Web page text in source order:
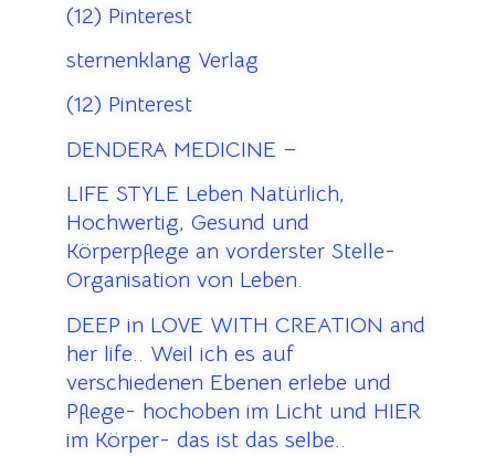
(12) Pinterest
sternenklang Verlag
(12) Pinterest
DENDERA MEDICINE –
LIFE STYLE Leben Natürlich,
Hochwertig, Gesund und
Körperpflege an vorderster Stelle-
Organisation von Leben.
DEEP in LOVE WITH CREATION and
her life.. Weil ich es auf
verschiedenen Ebenen erlebe und
Pflege- hochoben im Licht und HIER
im Körper- das ist das selbe..